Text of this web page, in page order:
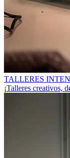
TALLERES
¡Talleres creativos,